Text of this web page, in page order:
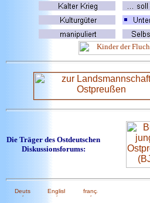
Die Träger des Ostdeutschen
Diskussionsforums: